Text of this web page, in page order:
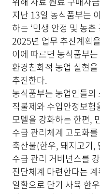
작
자
부
내
제
공
다
지난 13일 농식품부는
하는 ‘민생 안정 및 농
2025년 업무 추진계획
이에 따르면 농식품부
환경친화적 농업 실현
추진한다.
농식품부는 농업인들의
직불제와 수입안정보
모델을 강화하는 한편,
수급 관리체계 고도화
축산물(한우, 돼지고기,
수급 관리 거버넌스를
진단체계 마련한다는
일환으로 단기 사육 한